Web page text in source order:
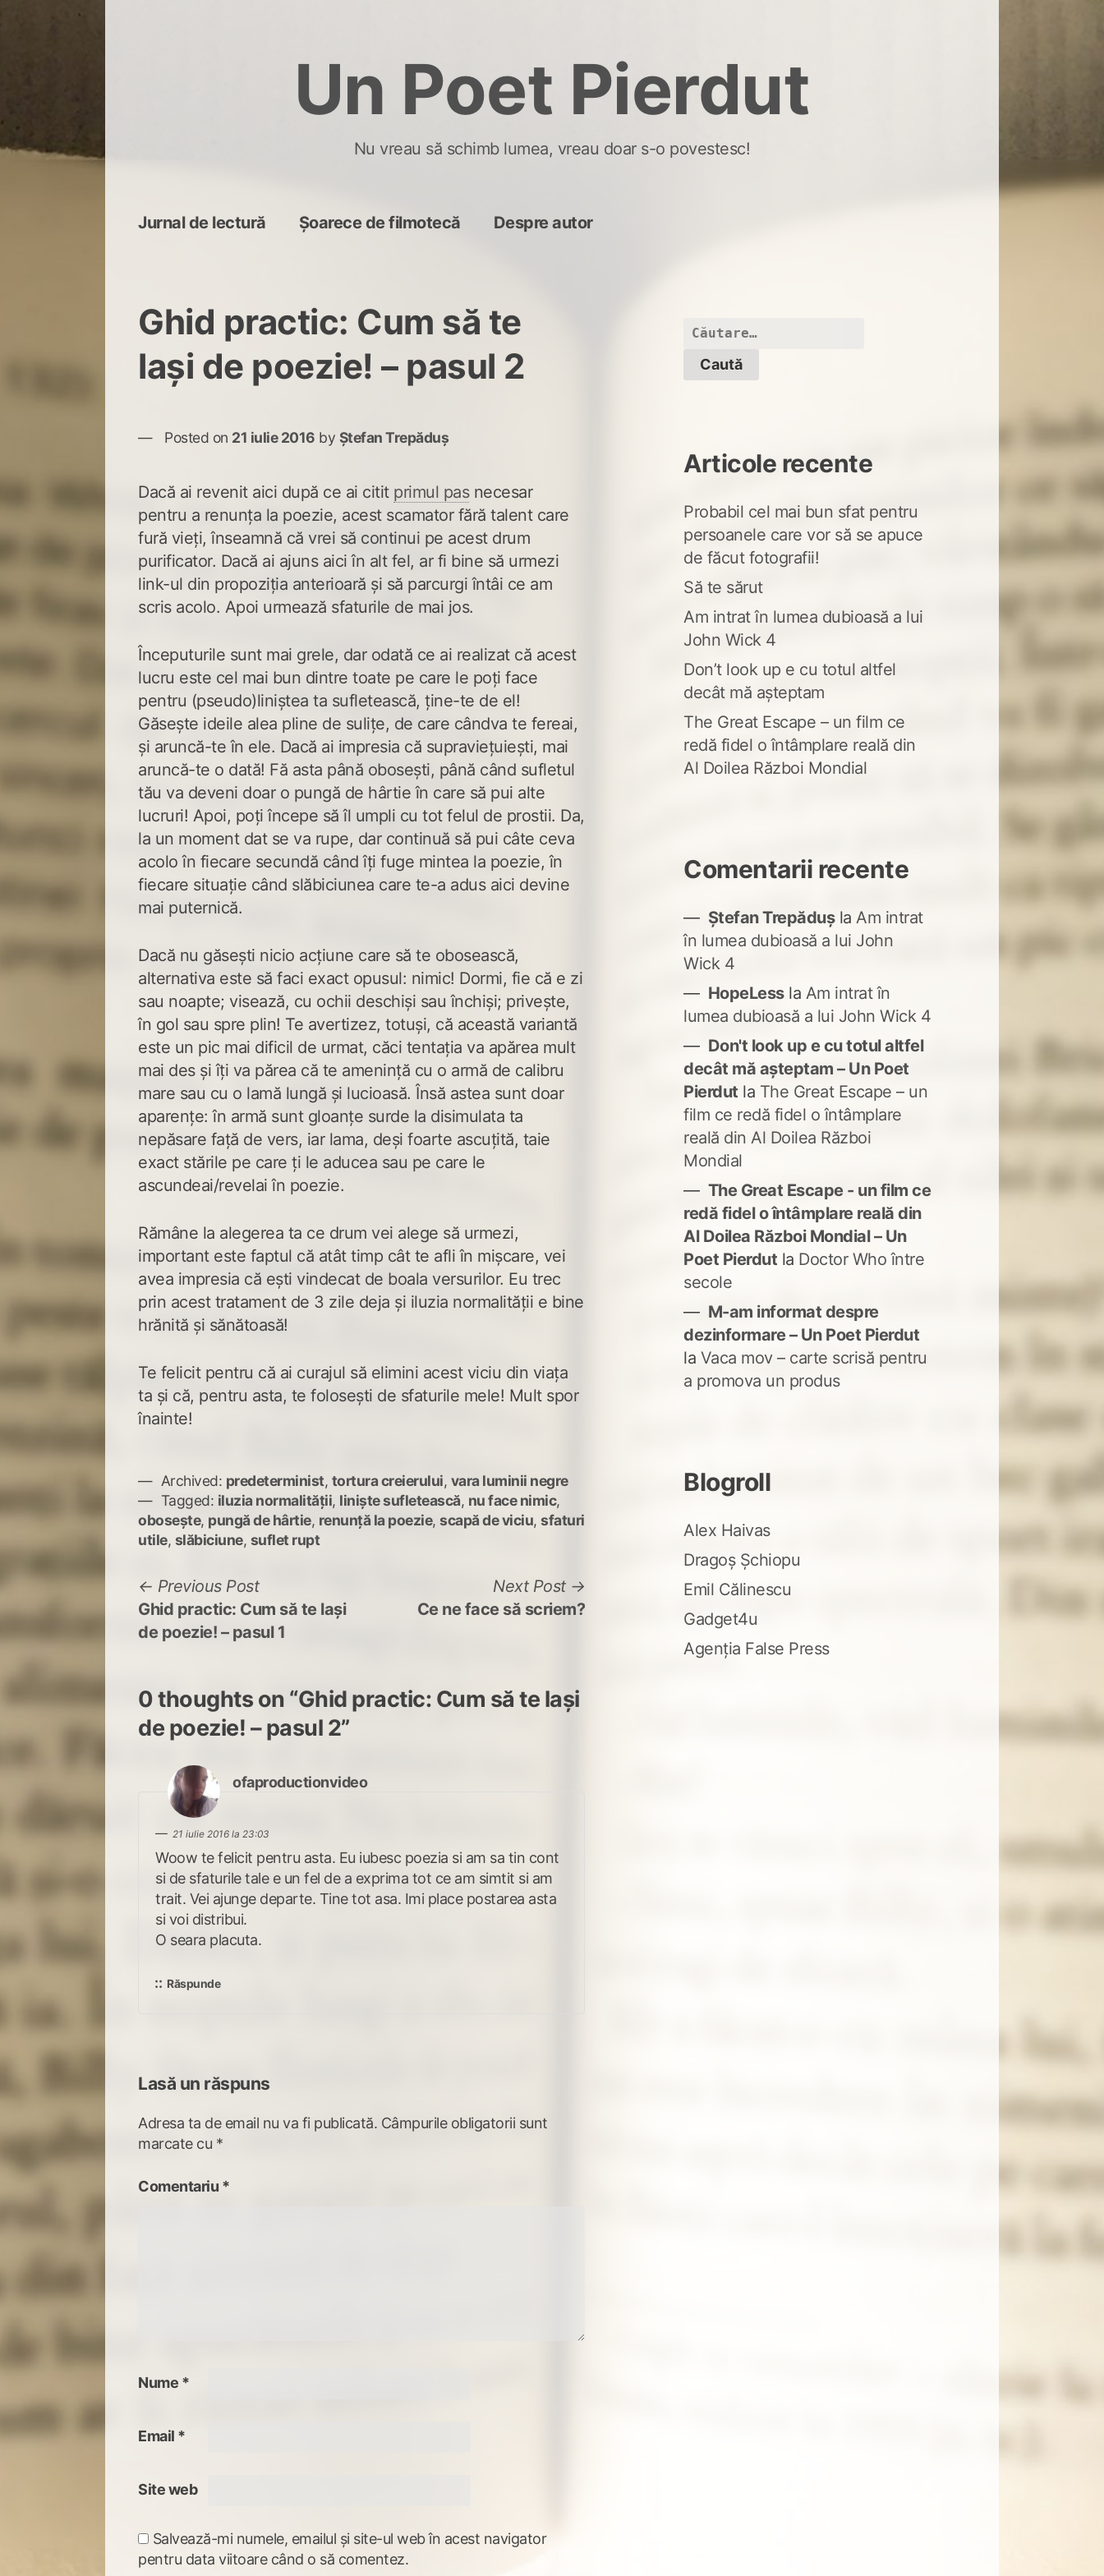
Un Poet Pierdut
Nu vreau să schimb lumea, vreau doar s-o povestesc!
Jurnal de lectură Șoarece de filmotecă Despre autor
Ghid practic: Cum să te
lași de poezie! – pasul 2
Posted on 21 iulie 2016 by Ștefan Trepăduș
Dacă ai revenit aici după ce ai citit primul pasnecesar
pentru a renunța la poezie, acest scamator fără talent care
fură vieți, înseamnă că vrei să continui pe acest drum
purificator. Dacă ai ajuns aici în alt fel, ar fi bine să urmezi
link-ul din propoziția anterioară și să parcurgi întâi ce am
scris acolo. Apoi urmează sfaturile de mai jos.
Începuturile sunt mai grele, dar odată ce ai realizat că acest
lucru este cel mai bun dintre toate pe care le poți face
pentru (pseudo)liniștea ta sufletească, ține-te de el!
Găsește ideile alea pline de sulițe, de care cândva te fereai,
și aruncă-te în ele. Dacă ai impresia că supraviețuiești, mai
aruncă-te o dată! Fă asta până obosești, până când sufletul
tău va deveni doar o pungă de hârtie în care să pui alte
lucruri! Apoi, poți începe să îl umpli cu tot felul de prostii. Da,
la un moment dat se va rupe, dar continuă să pui câte ceva
acolo în fiecare secundă când îți fuge mintea la poezie, în
fiecare situație când slăbiciunea care te-a adus aici devine
mai puternică.
Dacă nu găsești nicio acțiune care să te obosească,
alternativa este să faci exact opusul: nimic! Dormi, fie că e zi
sau noapte; visează, cu ochii deschiși sau închiși; privește,
în gol sau spre plin! Te avertizez, totuși, că această variantă
este un pic mai dificil de urmat, căci tentația va apărea mult
mai des și îți va părea că te amenință cu o armă de calibru
mare sau cu o lamă lungă și lucioasă. Însă astea sunt doar
aparențe: în armă sunt gloanțe surde la disimulata ta
nepăsare față de vers, iar lama, deși foarte ascuțită, taie
exact stările pe care ți le aducea sau pe care le
ascundeai/revelai în poezie.
Rămâne la alegerea ta ce drum vei alege să urmezi,
important este faptul că atât timp cât te afli în mișcare, vei
avea impresia că ești vindecat de boala versurilor. Eu trec
prin acest tratament de 3 zile deja și iluzia normalității e bine
hrănită și sănătoasă!
Te felicit pentru că ai curajul să elimini acest viciu din viața
ta și că, pentru asta, te folosești de sfaturile mele! Mult spor
înainte!
Archived: predeterminist, tortura creierului, vara luminii negre
Tagged: iluzia normalității, liniște sufletească, nu face nimic,
obosește, pungă de hârtie, renunță la poezie,scapă de viciu,sfaturi
utile, slăbiciune, suflet rupt
Navigare
în
Previous PostPrevious
post:
Ghid practic: Cum să te lași
de poezie! – pasul 1
Next Post
post:
Ce ne face să scriem?
0 thoughts on “Ghid practic: Cum să te lași
de poezie! – pasul 2”
ofaproductionvideospune:
21 iulie 2016 la 23:03
Woow te felicit pentru asta. Eu iubesc poezia si am sa tin cont
si de sfaturile tale e un fel de a exprima tot ce am simtit si am
trait. Vei ajunge departe. Tine tot asa. Imi place postarea asta
si voi distribui.
O seara placuta.
Răspunde
Lasă un răspuns
Adresa ta de email nu va fi publicată. Câmpurile obligatorii sunt
marcate cu *
Comentariu *
Nume *
Email *
Site web
Salvează-mi numele, emailul și site-ul web în acest navigator
pentru data viitoare când o să comentez.
Caută
Articole recente
Probabil cel mai bun sfat pentru
persoanele care vor să se apuce
de făcut fotografii!
Să te sărut
Am intrat în lumea dubioasă a lui
John Wick 4
Don’t look up e cu totul altfel
decât mă așteptam
The Great Escape – un film ce
redă fidel o întâmplare reală din
Al Doilea Război Mondial
Comentarii recente
Ștefan Trepădușla Am intrat
în lumea dubioasă a lui John
Wick 4
HopeLessla Am intrat în
lumea dubioasă a lui John Wick 4
Don't look up e cu totul altfel
decât mă așteptam – Un Poet
Pierdut la The Great Escape – un
film ce redă fidel o întâmplare
reală din Al Doilea Război
Mondial
The Great Escape - un film ce
redă fidel o întâmplare reală din
Al Doilea Război Mondial – Un
Poet Pierdut la Doctor Who între
secole
M-am informat despre
dezinformare – Un Poet Pierdut
la Vaca mov – carte scrisă pentru
a promova un produs
Blogroll
Alex Haivas
Dragoș Șchiopu
Emil Călinescu
Gadget4u
Agenția False Press